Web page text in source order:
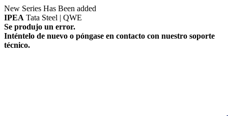
New Series Has Been added
IPEA Tata Steel | QWE
Se produjo un error.
Inténtelo de nuevo o póngase en contacto con nuestro soporte
técnico.